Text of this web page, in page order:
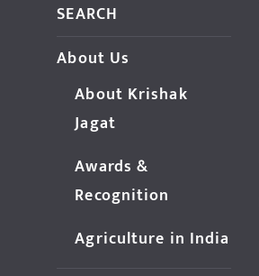
SEARCH
About Us
About Krishak
Jagat
Awards &
Recognition
Agriculture in India